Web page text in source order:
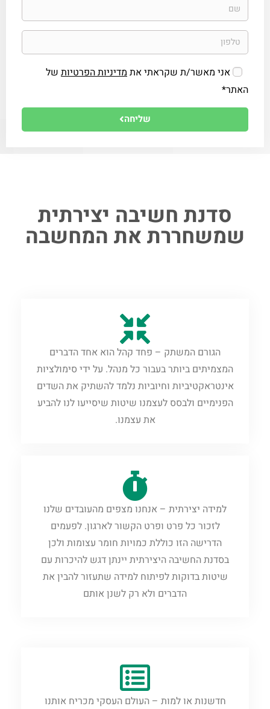
אני מאשר/ת שקראתי את מדיניות הפרטיות של
האתר*
שליחה
סדנת חשיבה יצירתית
שמשחררת את המחשבה
הגורם המשתק – פחד קהל הוא אחד הדברים
המצמיתים ביותר בעבור כל מנהל. על ידי סימולציות
‏אינטראקטיביות וחיוביות נלמד להשתיק את השדים
הפנימיים ולבסס לעצמנו שיטות שיסייעו לנו להביע
את ‏עצמנו.‏
למידה יצירתית – אנחנו מצפים מהעובדים שלנו
לזכור כל פרט ופרט הקשור לארגון. לפעמים
הדרישה ‏הזו כוללת כמויות חומר עצומות ולכן
בסדנת החשיבה היצירתית יינתן דגש להיכרות עם
שיטות בדוקות לפיתוח למידה שתעזור להבין את
הדברים ולא רק לשנן ‏אותם
חדשנות או למות – העולם העסקי מכריח אותנו